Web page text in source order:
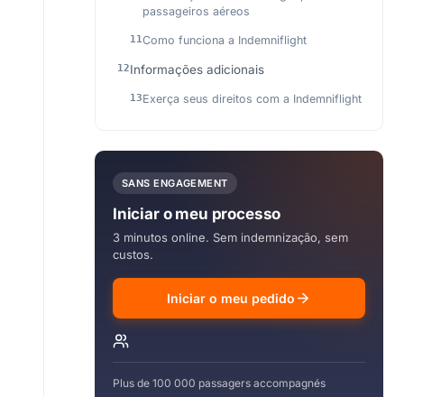
passageiros aéreos
Como funciona a Indemniflight
Informações adicionais
Exerça seus direitos com a Indemniflight
SANS ENGAGEMENT
Iniciar o meu processo
3 minutos online. Sem indemnização, sem
custos.
Iniciar o meu pedido
Plus de 100 000 passagers accompagnés